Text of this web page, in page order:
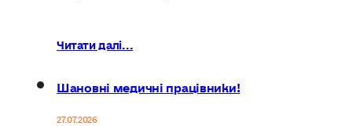
Читати далі...
Шановні медичні працівники!
27.07.2026